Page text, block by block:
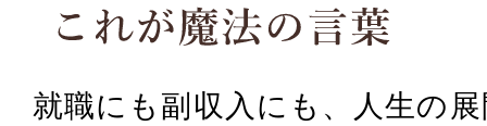
就職にも副収入にも、人生の